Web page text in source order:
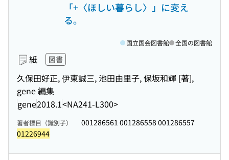
「+〈ほしい暮らし〉」に変え
る。
紙 図書
久保田好正, 伊東誠三, 池田由里子, 保坂和輝 [著],
gene 編集
gene2018.1<NA241-L300>
国立国会図書館 全国の図書館
著者標目（識別子）
001286561 001286558 001286557
01226944